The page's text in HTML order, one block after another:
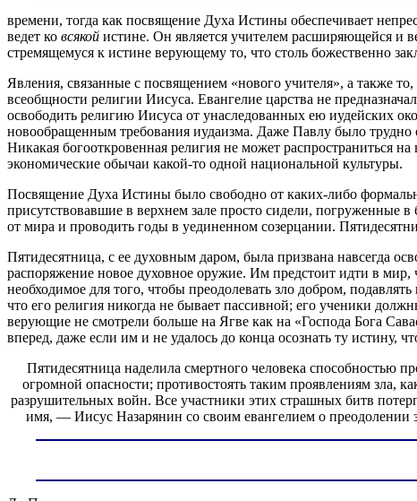
времени, тогда как посвящение Духа Истины обеспечивает
ведет ко всякой истине. Он является учителем расширяющейся и
стремящемуся к истине верующему то, что столь божественно
Явления, связанные с посвящением «нового учителя», а также
всеобщности религии Иисуса. Евангелие царства не
освободить религию Иисуса от унаследованных ею иудейских
новообращенным требования иудаизма. Даже Павлу было трудно
Никакая богооткровенная религия не может распространиться
экономические обычаи какой-то одной национальной культуры.
Посвящение Духа Истины было свободно от каких-либо
присутствовавшие в верхнем зале просто сидели, погруженные
от мира и проводить годы в уединенном созерцании.
Пятидесятница, с ее духовным даром, была призвана навсегда
распоряжение новое духовное оружие. Им предстоит идти в
необходимое для того, чтобы преодолевать зло добром,
что его религия никогда не бывает пассивной; его ученики
верующие не смотрели больше на Ягве как на «Господа Бога
вперед, даже если им и не удалось до конца осознать ту истину,
Пятидесятница наделила смертного человека способностью
огромной опасности; противостоять таким проявлениям зла,
разрушительных войн. Все участники этих страшных битв
имя, — Иисус Назарянин со своим евангелием о